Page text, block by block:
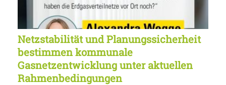
Netzstabilität und Planungssicherheit
bestimmen kommunale
Gasnetzentwicklung unter aktuellen
Rahmenbedingungen